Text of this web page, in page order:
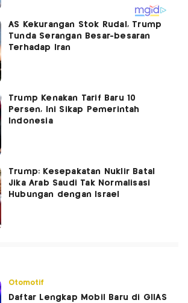
AS Kekurangan Stok Rudal, Trump
Tunda Serangan Besar-besaran
Terhadap Iran
Trump Kenakan Tarif Baru 10
Persen, Ini Sikap Pemerintah
Indonesia
Trump: Kesepakatan Nuklir Batal
Jika Arab Saudi Tak Normalisasi
Hubungan dengan Israel
Otomotif
Daftar Lengkap Mobil Baru di GIIAS